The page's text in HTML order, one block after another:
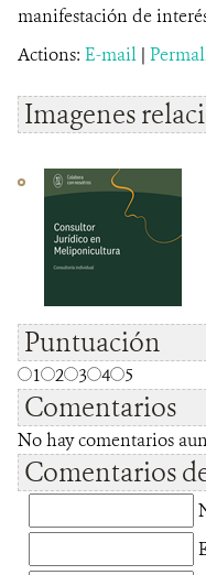
manifestación de
Actions: E-mail |
Imagenes
Puntuación
1 2 3 4 5
Comentarios
No hay comentarios
Comentarios